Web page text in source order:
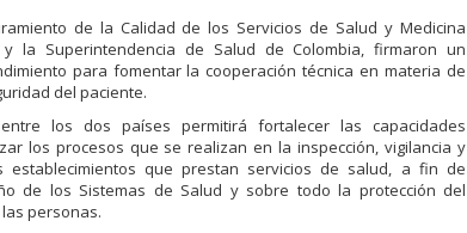
de la Calidad de los Servicios de Salud y Medicina
y la Superintendencia de Salud de Colombia, firmaron un
para fomentar la cooperación técnica en materia de
del paciente.
los dos países permitirá fortalecer las capacidades
los procesos que se realizan en la inspección, vigilancia y
establecimientos que prestan servicios de salud, a fin de
de los Sistemas de Salud y sobre todo la protección del
personas.